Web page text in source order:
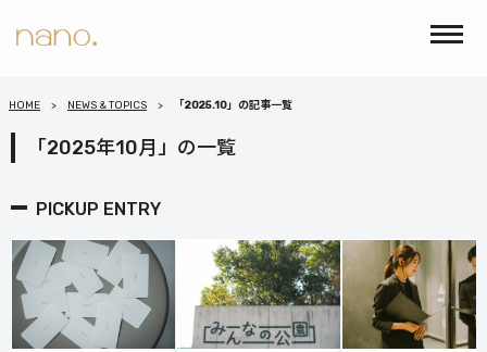
HOME NEWS & TOPICS 「2025.10」の記事一覧
「2025年10月」の一覧
PICKUP ENTRY